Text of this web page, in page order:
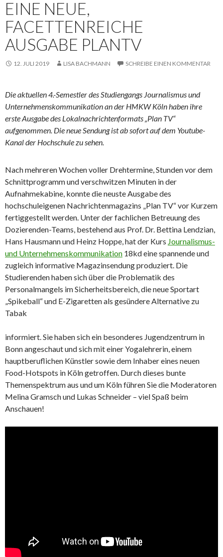
EINE NEUE,
FACETTENREICHE
AUSGABE PLANTV
12. JULI 2019 LISA BACHMANN SCHREIBE EINEN KOMMENTAR
Die aktuellen 4.-Semestler des Studiengangs Journalismus und
Unternehmenskommunikation an der HMKW Köln haben ihre
erste Ausgabe des Lokalnachrichtenformats „Plan TV“
aufgenommen. Die neue Sendung ist ab sofort auf dem Youtube-
Kanal der Hochschule zu sehen.
Nach mehreren Wochen voller Drehtermine, Stunden vor dem
Schnittprogramm und verschwitzen Minuten in der
Aufnahmekabine, konnte die neuste Ausgabe des
hochschuleigenen Nachrichtenmagazins „Plan TV“ vor Kurzem
fertiggestellt werden. Unter der fachlichen Betreuung des
Dozierenden-Teams, bestehend aus Prof. Dr. Bettina Lendzian,
Hans Hausmann und Heinz Hoppe, hat der Kurs Journalismus-
und Unternehmenskommunikation 18kd eine spannende und
zugleich informative Magazinsendung produziert. Die
Studierenden haben sich über die Problematik des
Personalmangels im Sicherheitsbereich, die neue Sportart
„Spikeball“ und E-Zigaretten als gesündere Alternative zu
Tabak
informiert. Sie haben sich ein besonderes Jugendzentrum in
Bonn angeschaut und sich mit einer Yogalehrerin, einem
hauptberuflichen Künstler sowie dem Inhaber eines neuen
Food-Hotspots in Köln getroffen. Durch dieses bunte
Themenspektrum aus und um Köln führen Sie die Moderatoren
Melina Gramsch und Lukas Schneider – viel Spaß beim
Anschauen!